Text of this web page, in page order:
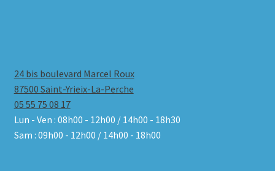
24 bis boulevard Marcel Roux
87500 Saint-Yrieix-La-Perche
05 55 75 08 17
Lun - Ven : 08h00 - 12h00 / 14h00 - 18h30
Sam : 09h00 - 12h00 / 14h00 - 18h00